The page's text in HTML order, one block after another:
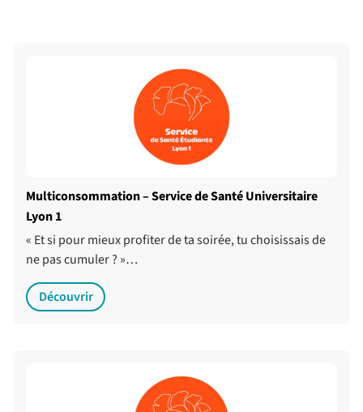
Multiconsommation – Service de Santé Universitaire
Lyon 1
« Et si pour mieux profiter de ta soirée, tu choisissais de
ne pas cumuler ? »…
Découvrir